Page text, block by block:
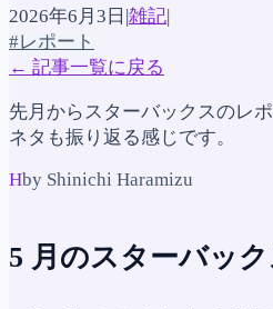
2026年6月3日 |雑記|
#レポート
← 記事一覧に戻る
先月からスターバックスのレ
ネタも振り返る感じです。
Hby Shinichi Haramizu
5 月のスターバッ